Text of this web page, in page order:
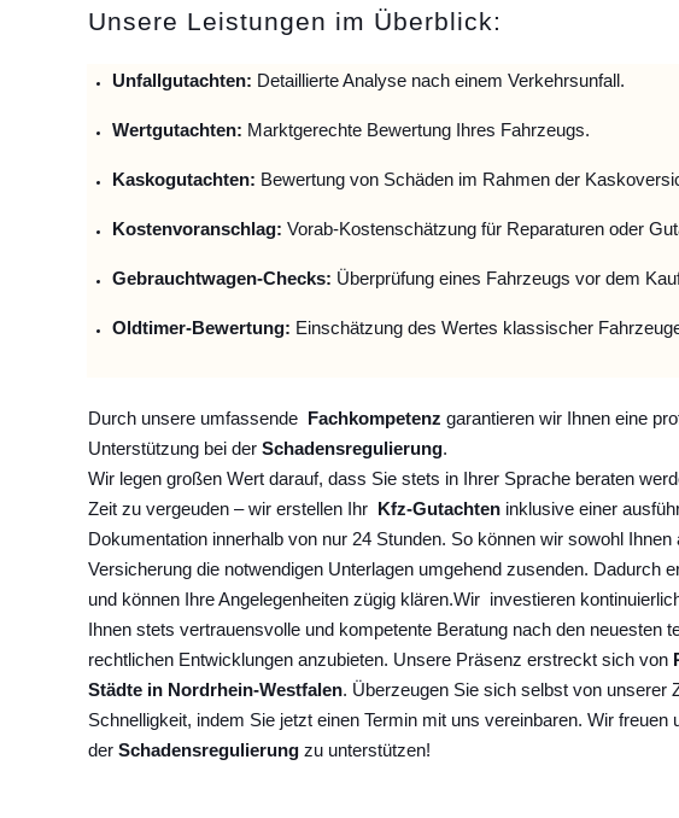
Unsere Leistungen im Überblick:
Unfallgutachten: Detaillierte Analyse nach einem Verkehrsunfall.
Wertgutachten: Marktgerechte Bewertung Ihres Fahrzeugs.
Kaskogutachten: Bewertung von Schäden im Rahmen der
Kostenvoranschlag: Vorab-Kostenschätzung für Reparaturen oder
Gebrauchtwagen-Checks: Überprüfung eines Fahrzeugs vor dem
Oldtimer-Bewertung: Einschätzung des Wertes klassischer
Durch unsere umfassende Fachkompetenz garantieren wir Ihnen eine
Unterstützung bei der Schadensregulierung.
Wir legen großen Wert darauf, dass Sie stets in Ihrer Sprache beraten
Zeit zu vergeuden – wir erstellen Ihr
Kfz-Gutachten inklusive einer
Dokumentation innerhalb von nur 24 Stunden. So können wir sowohl
Versicherung die notwendigen Unterlagen umgehend zusenden. Dadurch
und können Ihre Angelegenheiten zügig klären.Wir investieren
Ihnen stets vertrauensvolle und kompetente Beratung nach den neuesten
rechtlichen Entwicklungen anzubieten. Unsere Präsenz erstreckt sich von
Städte in Nordrhein-Westfalen. Überzeugen Sie sich selbst von unserer
Schnelligkeit, indem Sie jetzt einen Termin mit uns vereinbaren. Wir freuen
der Schadensregulierung zu unterstützen!